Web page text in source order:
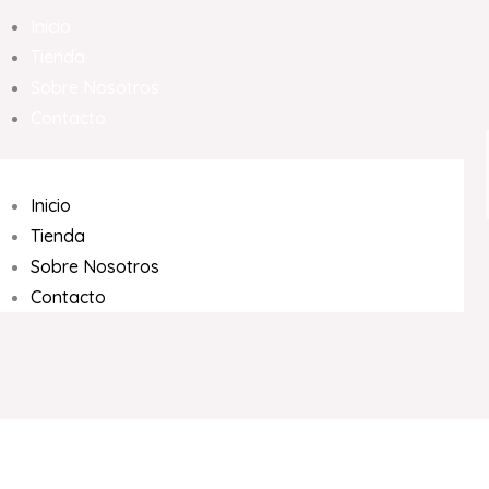
Inicio
Tienda
Sobre Nosotros
Contacto